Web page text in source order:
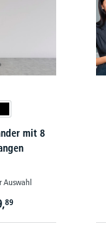
mit 8
Auswahl
89